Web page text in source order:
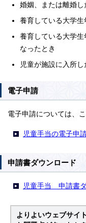
婚姻、または離婚し
養育している大学生
養育している大学生
なったとき
児童が施設に入所
電子申請
電子申請については、
児童手当の電子申
申請書ダウンロード
児童手当 申請書
よりよいウェブサイ